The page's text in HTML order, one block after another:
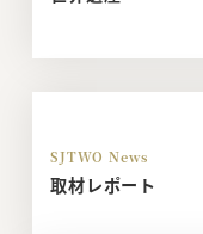
SJTWO News
取材レポート